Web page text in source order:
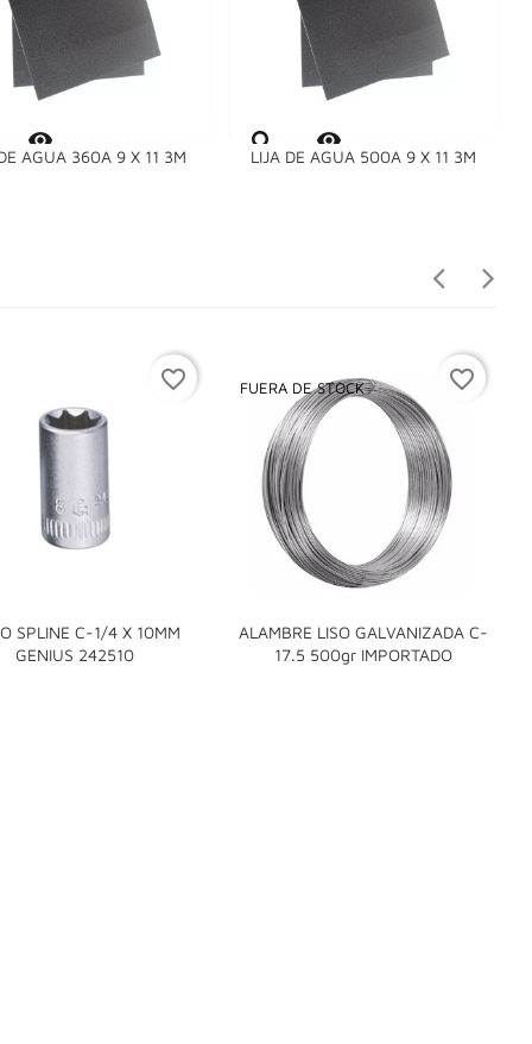
AGUA 360A 9 X 11 3M

LIJA DE AGUA 500A 9 X 11 3M

SPLINE C-1/4 X 10MM
GENIUS 242510

favorite_border
ALAMBRE LISO GALVANIZADA C-
17.5 500gr IMPORTADO
FUERA DE STOCK

favorite_border